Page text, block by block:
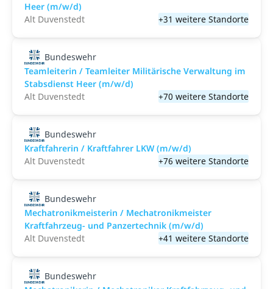
Heer (m/w/d)
Alt Duvenstedt
+31 weitere Standorte
Bundeswehr
Teamleiterin / Teamleiter Militärische Verwaltung im
Stabsdienst Heer (m/w/d)
Alt Duvenstedt
+70 weitere Standorte
Bundeswehr
Kraftfahrerin / Kraftfahrer LKW (m/w/d)
Alt Duvenstedt
+76 weitere Standorte
Bundeswehr
Mechatronikmeisterin / Mechatronikmeister
Kraftfahrzeug- und Panzertechnik (m/w/d)
Alt Duvenstedt
+41 weitere Standorte
Bundeswehr